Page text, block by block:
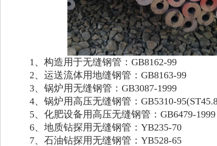
1、构造用于无缝钢管：GB8162-99
2、运送流体用地缝钢管：GB8163-99
3、锅炉用无缝钢管：GB3087-1999
4、锅炉用高压无缝钢管：GB5310-
5、化肥设备用高压无缝钢管：GB6479-1999
6、地质钻探用无缝钢管：YB235-70
7、石油钻探用无缝钢管：YB528-65